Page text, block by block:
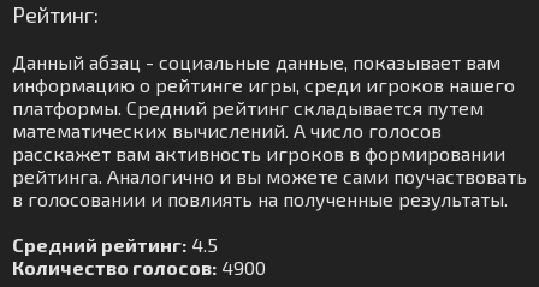
Рейтинг:
Данный абзац - социальные данные, показывает вам
информацию о рейтинге игры, среди игроков нашего
платформы. Средний рейтинг складывается путем
математических вычислений. А число голосов
расскажет вам активность игроков в формировании
рейтинга. Аналогично и вы можете сами поучаствовать
в голосовании и повлиять на полученные результаты.
Средний рейтинг: 4.5
Количество голосов: 4900